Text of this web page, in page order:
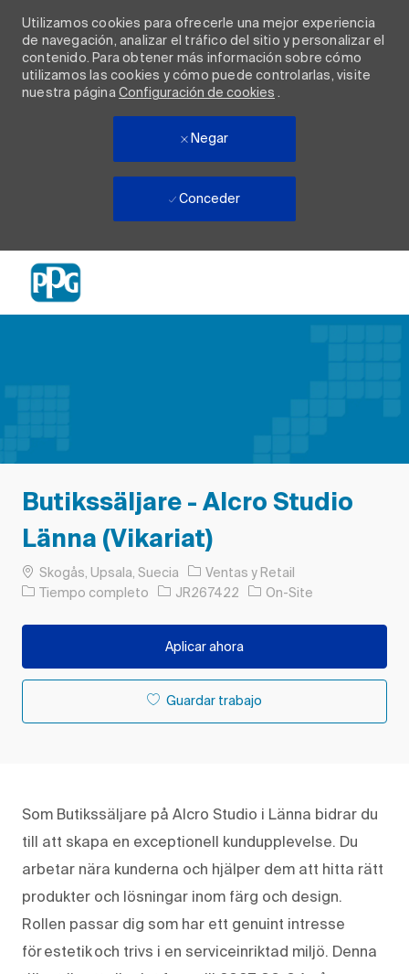
Utilizamos cookies para ofrecerle una mejor experiencia
de navegación, analizar el tráfico del sitio y personalizar el
contenido. Para obtener más información sobre cómo
utilizamos las cookies y cómo puede controlarlas, visite
nuestra página Configuración de cookies .
Negar
Conceder
Butikssäljare - Alcro Studio
Länna (Vikariat)
Ubicación
Skogås, Upsala, Suecia Categoría
Ventas y Retail
Tipo de trabajo
Tiempo completo ID de trabajo
JR267422 On-Site
Aplicar ahora
Guardar trabajo
Som Butikssäljare på Alcro Studio i Länna bidrar du
till att skapa en exceptionell kundupplevelse. Du
arbetar nära kunderna och hjälper dem att hitta rätt
produkter och lösningar inom färg och design.
Rollen passar dig som har ett genuint intresse
för estetik och trivs i en serviceinriktad miljö. Denna